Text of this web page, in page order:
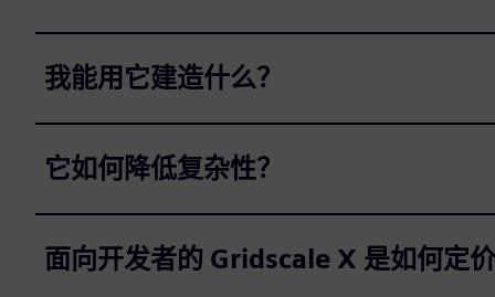
我能用它建造什么？
它如何降低复杂性？
面向开发者的 Gridscale X 是如何定